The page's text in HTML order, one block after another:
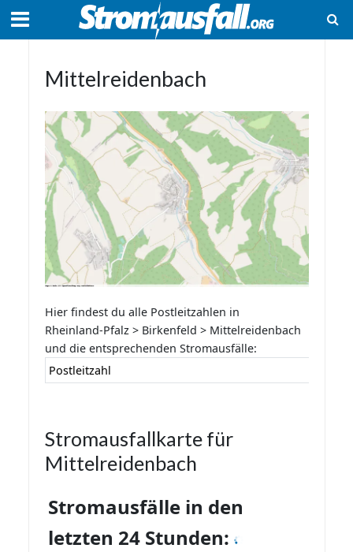
Mittelreidenbach
Hier findest du alle Postleitzahlen in
Rheinland-Pfalz > Birkenfeld > Mittelreidenbach
und die entsprechenden Stromausfälle:
Postleitzahl
Stromausfallkarte für
Mittelreidenbach
Stromausfälle in den
letzten 24 Stunden: